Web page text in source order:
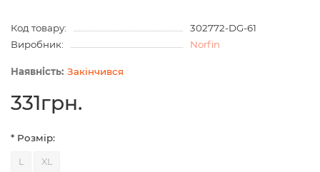
Код товару:
302772-DG-61
Виробник:
Norfin
Закінчився
331грн.
* Розмір:
L XL